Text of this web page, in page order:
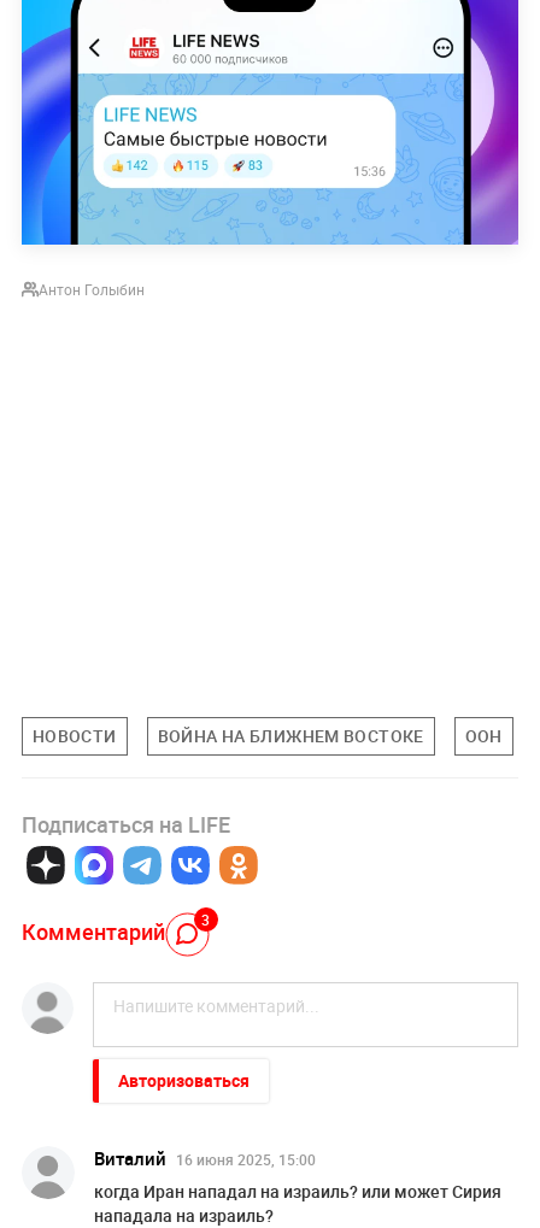
Антон Голыбин
НОВОСТИ ВОЙНА НА БЛИЖНЕМ ВОСТОКЕ ООН
Подписаться на LIFE
Комментарий 3
Авторизоваться
Виталий 16 июня 2025, 15:00
когда Иран нападал на израиль? или может Сирия
нападала на израиль?